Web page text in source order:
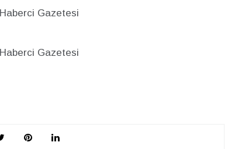
Gazetesi
Gazetesi